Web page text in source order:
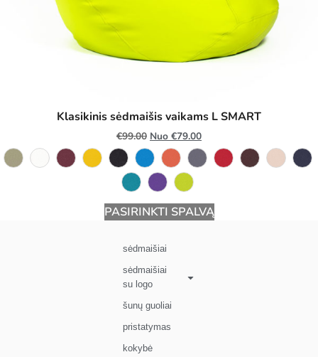
Klasikinis sėdmaišis vaikams L SMART
€99.00 Nuo €79.00
PASIRINKTI SPALVĄ
sėdmaišiai
sėdmaišiai
su logo
šunų guoliai
pristatymas
kokybė